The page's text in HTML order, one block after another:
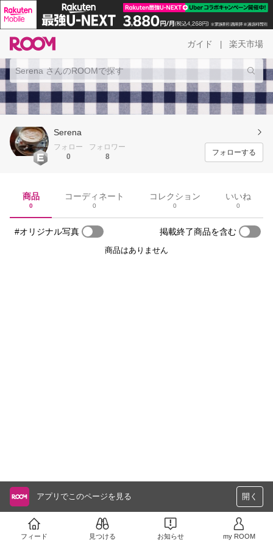
ガイド 楽天市場
Serena
フォロー
0
フォロワー
8
フォローする
商品
0
コーディネート
0
コレクション
0
いいね
0
#オリジナル写真 掲載終了商品を含む
商品はありません
アプリでこのページを見る 開く
フィード 見つける お知らせ my ROOM